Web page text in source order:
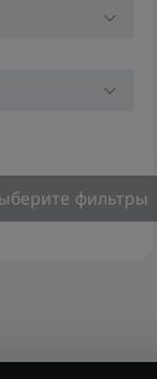
фильтры